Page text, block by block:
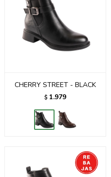
CHERRY STREET - BLACK
$ 1.979